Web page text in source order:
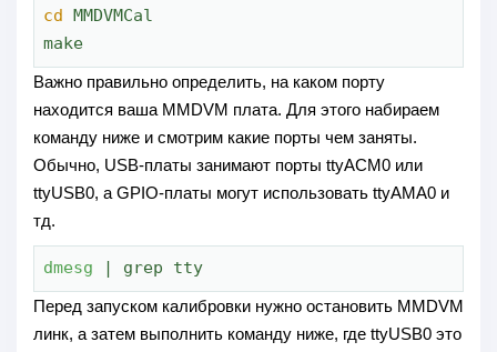
cd MMDVMCal
make
Важно правильно определить, на каком порту
находится ваша MMDVM плата. Для этого набираем
команду ниже и смотрим какие порты чем заняты.
Обычно, USB-платы занимают порты ttyACM0 или
ttyUSB0, а GPIO-платы могут использовать ttyAMA0 и
тд.
dmesg | grep tty
Перед запуском калибровки нужно остановить MMDVM
линк, а затем выполнить команду ниже, где ttyUSB0 это